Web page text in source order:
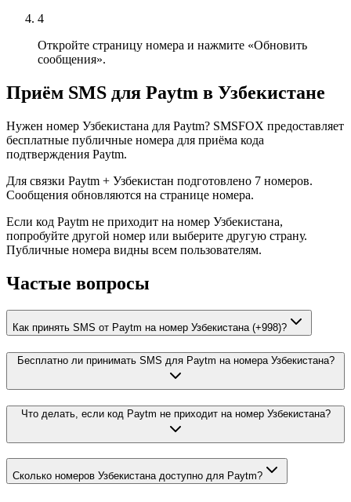
4
Откройте страницу номера и нажмите «Обновить
сообщения».
Приём SMS для Paytm в Узбекистане
Нужен номер Узбекистана для Paytm? SMSFOX предоставляет
бесплатные публичные номера для приёма кода
подтверждения Paytm.
Для связки Paytm + Узбекистан подготовлено 7 номеров.
Сообщения обновляются на странице номера.
Если код Paytm не приходит на номер Узбекистана,
попробуйте другой номер или выберите другую страну.
Публичные номера видны всем пользователям.
Частые вопросы
Как принять SMS от Paytm на номер Узбекистана (+998)?
Бесплатно ли принимать SMS для Paytm на номера Узбекистана?
Что делать, если код Paytm не приходит на номер Узбекистана?
Сколько номеров Узбекистана доступно для Paytm?